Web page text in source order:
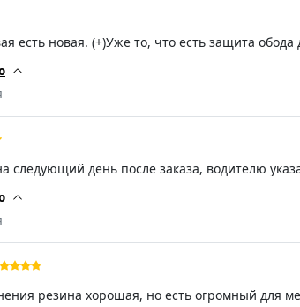
есть новая. (+)Уже то, что есть защита
(-)Дополнение после установки. 12/04/26
следующий день после заказа, водителю
в ямы стараюсь не попадать)
резина хорошая, но есть огромный для